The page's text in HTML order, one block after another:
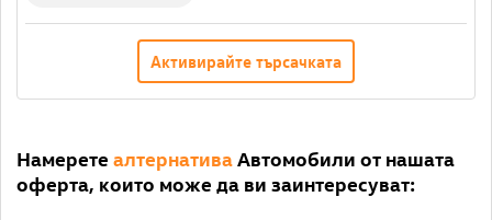
Активирайте търсачката
Намерете алтернативаАвтомобили от нашата
оферта, които може да ви заинтересуват: